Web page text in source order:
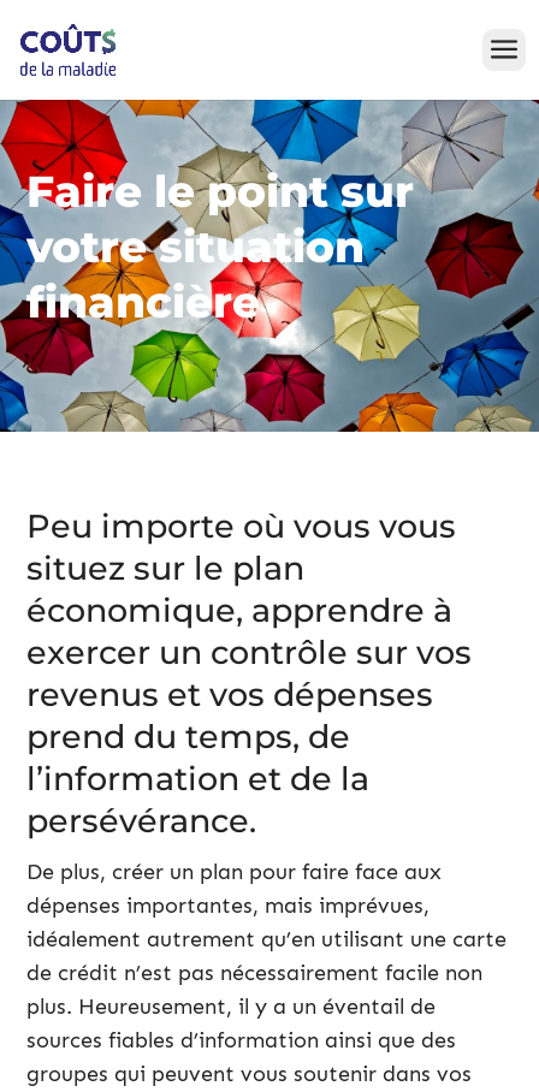
to
content
Faire le point sur
votre situation
financière
Peu importe où vous vous
situez sur le plan
économique, apprendre à
exercer un contrôle sur vos
revenus et vos dépenses
prend du temps, de
l’information et de la
persévérance.
De plus, créer un plan pour faire face aux
dépenses importantes, mais imprévues,
idéalement autrement qu’en utilisant une carte
de crédit n’est pas nécessairement facile non
plus. Heureusement, il y a un éventail de
sources fiables d’information ainsi que des
groupes qui peuvent vous soutenir dans vos